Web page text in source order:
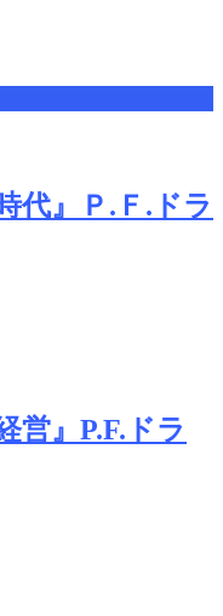
代』Ｐ.Ｆ.ドラ
営』P.F.ドラ